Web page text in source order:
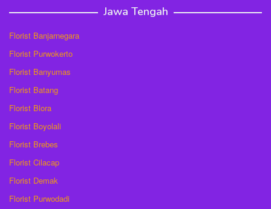
Jawa Tengah
Florist Banjarnegara
Florist Purwokerto
Florist Banyumas
Florist Batang
Florist Blora
Florist Boyolali
Florist Brebes
Florist Cilacap
Florist Demak
Florist Purwodadi